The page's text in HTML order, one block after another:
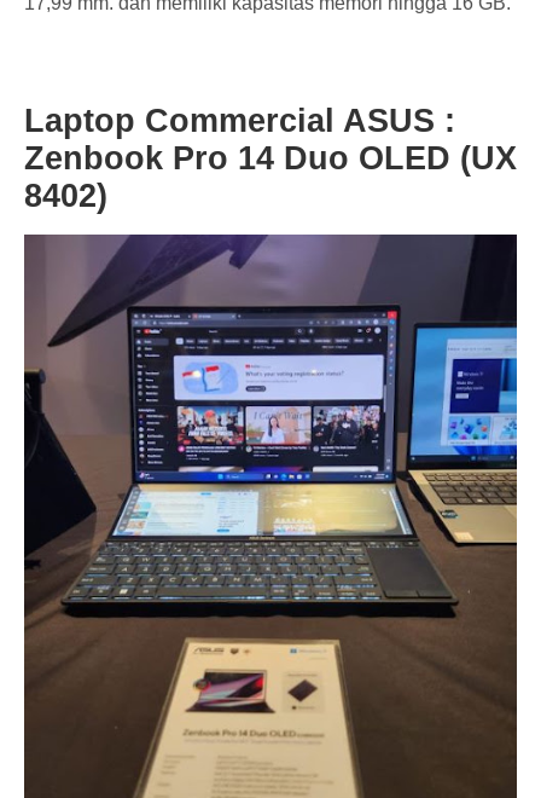
Laptop Commercial ASUS :
Zenbook Pro 14 Duo OLED (UX
8402)